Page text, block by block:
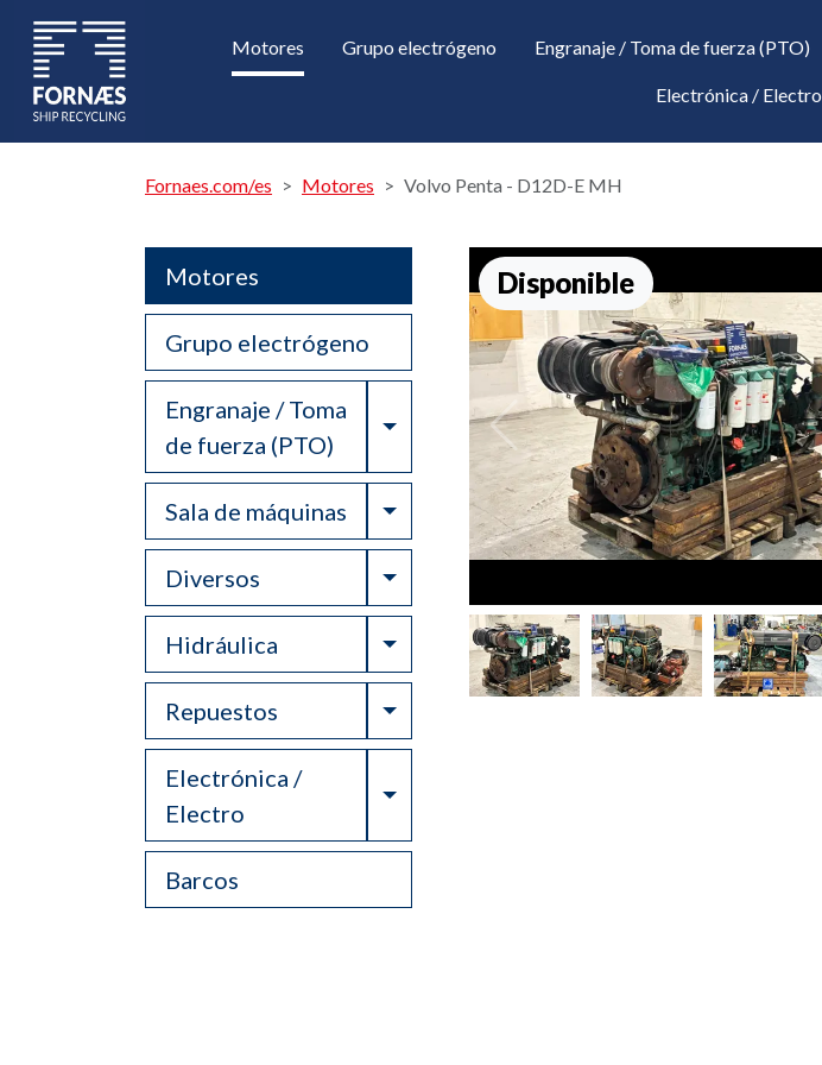
Motores Grupo electrógeno Engranaje / Toma de fuerza (PTO)
Electrónica / Electro
Fornaes.com/es Motores Volvo Penta - D12D-E MH
Motores
Grupo electrógeno
Engranaje / Toma
de fuerza (PTO)
Toggle Dropdown
Sala de máquinas Toggle Dropdown
Diversos Toggle Dropdown
Hidráulica Toggle Dropdown
Repuestos Toggle Dropdown
Electrónica /
Electro
Toggle Dropdown
Barcos
Disponible